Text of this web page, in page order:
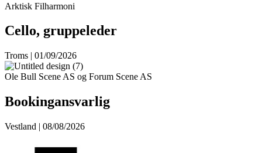
Arktisk Filharmoni
Cello, gruppeleder
Troms | 01/09/2026
Ole Bull Scene AS og Forum Scene AS
Bookingansvarlig
Vestland | 08/08/2026